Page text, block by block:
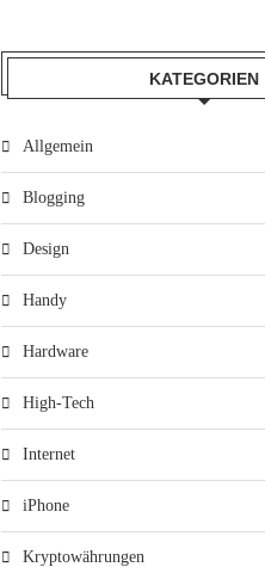
KATEGORIEN
Allgemein
Blogging
Design
Handy
Hardware
High-Tech
Internet
iPhone
Kryptowährungen